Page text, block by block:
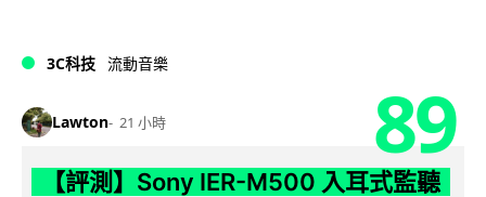
3C科技 流動音樂
Lawton 21 小時 89
【評測】Sony IER-M500 入耳式監聽